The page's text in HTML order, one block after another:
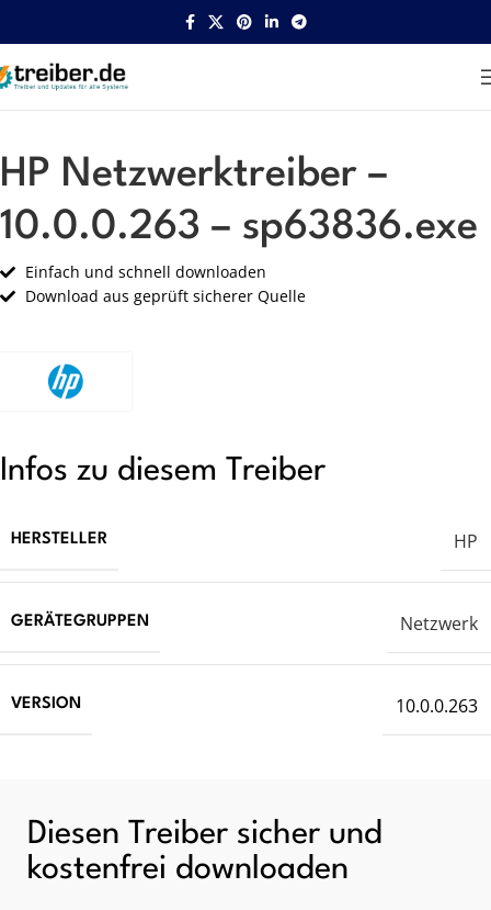
Startseite HP Netzwerk
HP Netzwerktreiber –
10.0.0.263 – sp63836.exe
Einfach und schnell downloaden
Download aus geprüft sicherer Quelle
Infos zu diesem Treiber
HERSTELLER HP
GERÄTEGRUPPEN Netzwerk
VERSION 10.0.0.263
Diesen Treiber sicher und
kostenfrei downloaden